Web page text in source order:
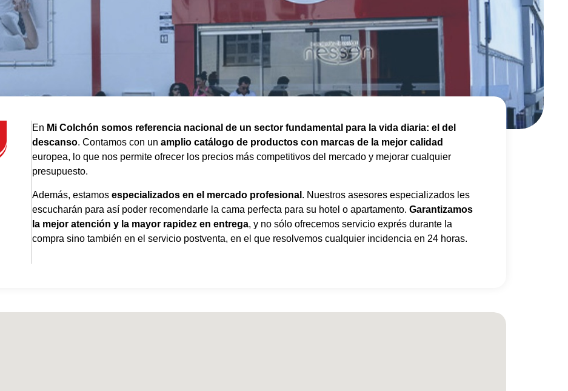
En Mi Colchón somos referencia nacional de un sector fundamental para la vida diaria: el del
descanso. Contamos con un amplio catálogo de productos con marcas de la mejor calidad
europea, lo que nos permite ofrecer los precios más competitivos del mercado y mejorar cualquier
presupuesto.
Además, estamos especializados en el mercado profesional . Nuestros asesores especializados les
escucharán para así poder recomendarle la cama perfecta para su hotel o apartamento. Garantizamos
la mejor atención y la mayor rapidez en entrega, y no sólo ofrecemos servicio exprés durante la
compra sino también en el servicio postventa, en el que resolvemos cualquier incidencia en 24 horas.